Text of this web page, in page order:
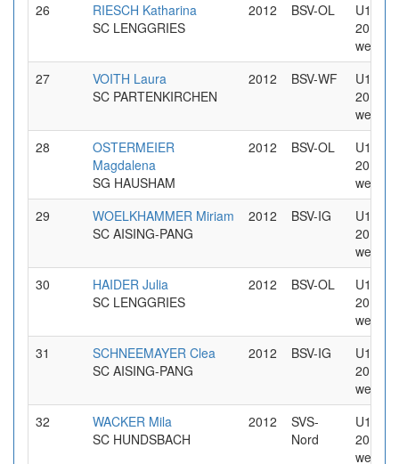
26
RIESCH Katharina
SC LENGGRIES
2012 BSV-OL
U14 Jg
2012
weiblich
27
VOITH Laura
SC PARTENKIRCHEN
2012 BSV-WF
U14 Jg
2012
weiblich
28
OSTERMEIER
Magdalena
SG HAUSHAM
2012 BSV-OL
U14 Jg
2012
weiblich
29
WOELKHAMMER Miriam
SC AISING-PANG
2012 BSV-IG
U14 Jg
2012
weiblich
30
HAIDER Julia
SC LENGGRIES
2012 BSV-OL
U14 Jg
2012
weiblich
31
SCHNEEMAYER Clea
SC AISING-PANG
2012 BSV-IG
U14 Jg
2012
weiblich
32
WACKER Mila
SC HUNDSBACH
2012
SVS-
Nord
U14 Jg
2012
weiblich